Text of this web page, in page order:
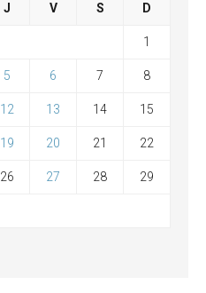
J V S D
1
5 6 7 8
12 13 14 15
19 20 21 22
26 27 28 29